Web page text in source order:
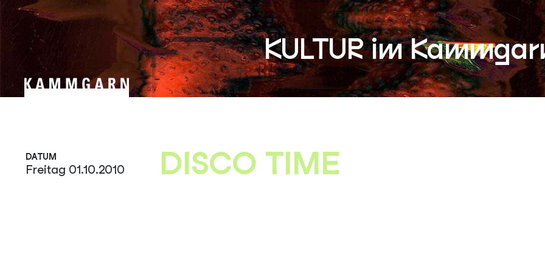
Zum
springen
KULTUR im
DATUM
Freitag 01.10.2010 DISCO TIME